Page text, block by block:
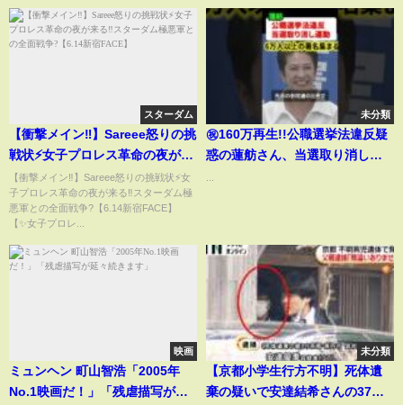
スターダム
【衝撃メイン‼】Sareee怒りの挑
戦状⚡女子プロレス革命の夜が来
る‼スターダム極悪軍との全面戦
争?【6.14新宿FACE】
【衝撃メイン‼】Sareee怒りの挑戦状⚡女
子プロレス革命の夜が来る‼スターダム極
悪軍との全面戦争?【6.14新宿FACE】
【✨女子プロレ...
未分類
㊗️160万再生!!公職選挙法違反疑
惑の蓮舫さん、当選取り消し運
映画
ミュンヘン 町山智浩「2005年
No.1映画だ！」「残虐描写が
未分類
【京都小学生行方不明】死体遺
棄の疑いで安達結希さんの37歳